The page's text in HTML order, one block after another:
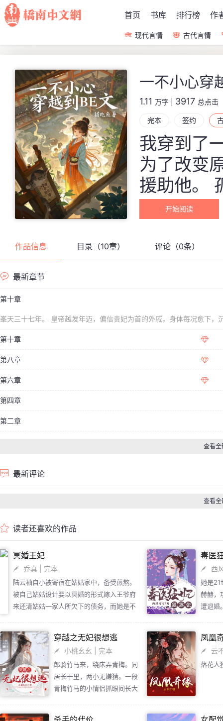
首页 书库 排行榜 作
现代言情 古代言情
一不小心穿
1.11 万字 3917 总点击
完本 签约
我穿到了
为了改变
援助他。
混闹事时
科考，
“江姑娘
面容疑惑
手辣不近
开始阅读
作品信息 目录（10章） 评论（0条）
最新章节
第十章
峯天三十七年。 皇帝越发年迈，偏信贵妃为首的外戚，身体每况愈下
自请于感昭寺带发修行。 贵妃所
第十章
第八章
第六章
第四章
第二章
查看全
最新评论
查看全
读者还喜欢的作品
冥婚王妃
乔真 | 完本
陆云袖自小被寄宿在姑姑家中，备受煎熬。
被自己姑姑设计要以冥婚的形式嫁入王爷府
来还清姑姑一家人所欠下的债务，而她是不
在入嫁当天，她作为一个未亡人，居然与“新
郎”的长兄在圆房！这背后是有人指使还是另
有其目的？
毒医
西
她是21
赫赫，
遭退婚
桩婚事
屁！他
生猴子
穿越之无妃很想逃
小桃幺幺 | 完本
郎骑竹马来，绕床弄青梅。同
居长干里，两小无嫌猜。一段
青梅竹马的小情侣抓眼间长大
凤凰
云
落花人